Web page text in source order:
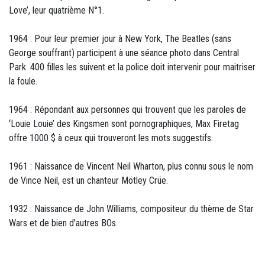
Love’, leur quatrième N°1.
1964 : Pour leur premier jour à New York, The Beatles (sans
George souffrant) participent à une séance photo dans Central
Park. 400 filles les suivent et la police doit intervenir pour maitriser
la foule.
1964 : Répondant aux personnes qui trouvent que les paroles de
‘Louie Louie’ des Kingsmen sont pornographiques, Max Firetag
offre 1000 $ à ceux qui trouveront les mots suggestifs.
1961 : Naissance de Vincent Neil Wharton, plus connu sous le nom
de Vince Neil, est un chanteur Mötley Crüe.
1932 : Naissance de John Williams, compositeur du thème de Star
Wars et de bien d'autres BOs.